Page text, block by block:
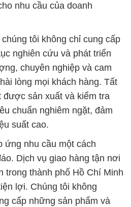
nhu cầu của doanh
tôi không chỉ cung cấp
nghiên cứu và phát triển
chuyên nghiệp và cam
lòng mọi khách hàng. Tất
được sản xuất và kiểm tra
chuẩn nghiêm ngặt, đảm
suất cao.
ứng nhu cầu một cách
Dịch vụ giao hàng tận nơi
trong thành phố Hồ Chí Minh
lợi. Chúng tôi không
cấp những sản phẩm và